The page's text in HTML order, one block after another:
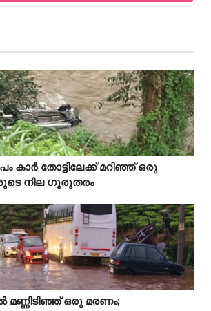
കാർ തോട്ടിലേക്ക് മറിഞ്ഞ് ഒരു
നില ഗുരുതരം
മണ്ണിടിഞ്ഞ് ഒരു മരണം;